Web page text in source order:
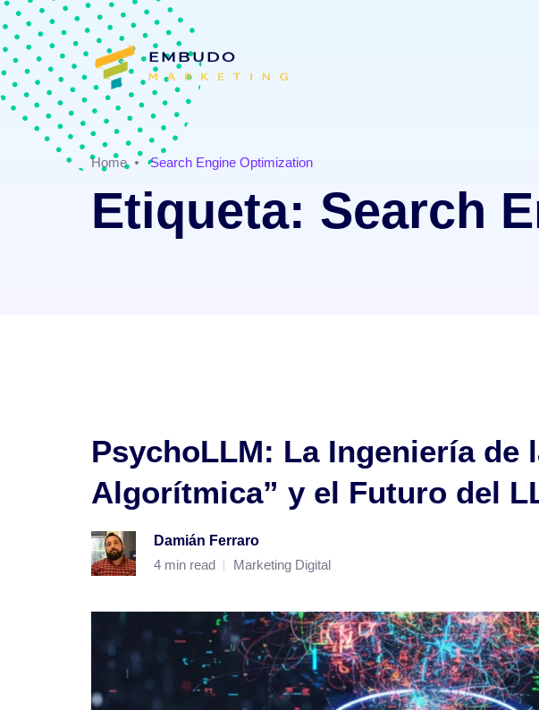
Home Search Engine Optimization
Etiqueta: Search
PsychoLLM: La Ingeniería de
Algorítmica” y el Futuro del
Damián Ferraro
4 min read
Marketing Digital